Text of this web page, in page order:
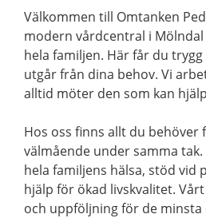
Välkommen till Omtanken
modern vårdcentral i
hela familjen. Här får du
utgår från dina behov. Vi
alltid möter den som kan
Hos oss finns allt du behöver
välmående under samma
hela familjens hälsa, stöd vid
hjälp för ökad livskvalitet.
och uppföljning för de minsta